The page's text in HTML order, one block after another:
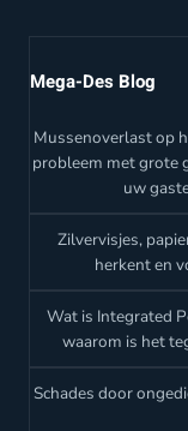
Mega-Des Blog
Mussenoverlast op
probleem met grote
uw
Zilvervisjes,
herkent en
Wat is Integrated
waarom is het
Schades door